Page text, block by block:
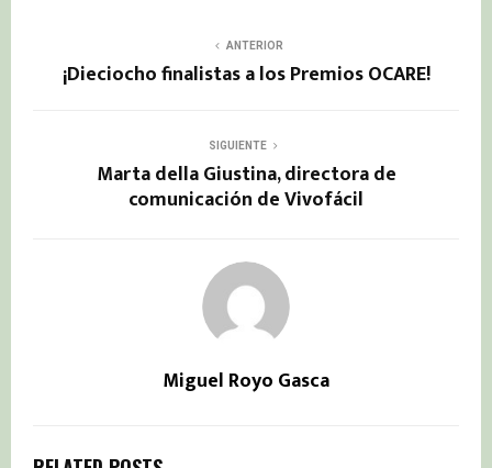
ANTERIOR
¡Dieciocho finalistas a los Premios OCARE!
SIGUIENTE
Marta della Giustina, directora de
comunicación de Vivofácil
Miguel Royo Gasca